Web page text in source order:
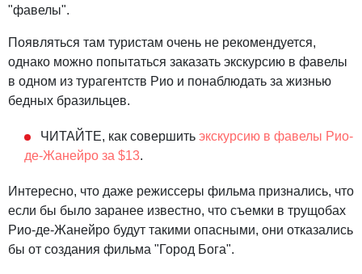
"фавелы".
Появляться там туристам очень не рекомендуется,
однако можно попытаться заказать экскурсию в фавелы
в одном из турагентств Рио и понаблюдать за жизнью
бедных бразильцев.
ЧИТАЙТЕ, как совершить экскурсию в фавелы Рио-
де-Жанейро за $13.
Интересно, что даже режиссеры фильма признались, что
если бы было заранее известно, что съемки в трущобах
Рио-де-Жанейро будут такими опасными, они отказались
бы от создания фильма "Город Бога".